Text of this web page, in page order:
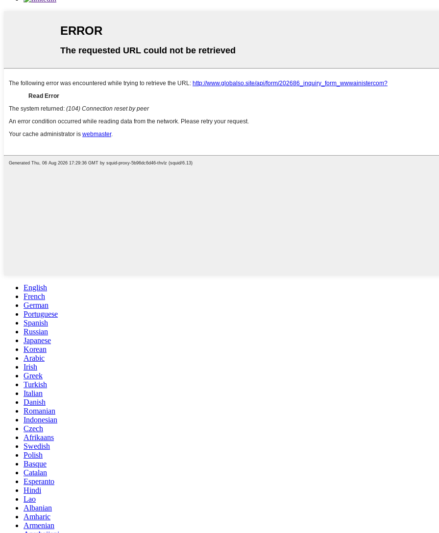
English
French
German
Portuguese
Spanish
Russian
Japanese
Korean
Arabic
Irish
Greek
Turkish
Italian
Danish
Romanian
Indonesian
Czech
Afrikaans
Swedish
Polish
Basque
Catalan
Esperanto
Hindi
Lao
Albanian
Amharic
Armenian